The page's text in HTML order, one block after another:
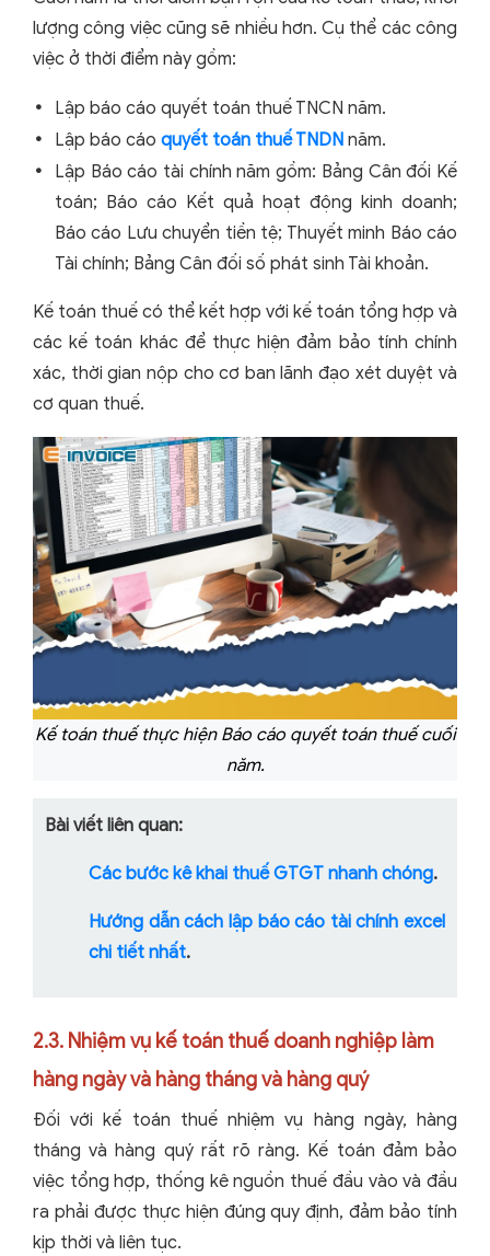
lượng công việc cũng sẽ nhiều hơn. Cụ thể các công
việc ở thời điểm này gồm:
Lập báo cáo quyết toán thuế TNCN năm.
Lập báo cáo quyết toán thuế TNDN năm.
Lập Báo cáo tài chính năm gồm: Bảng Cân đối Kế
toán; Báo cáo Kết quả hoạt động kinh doanh;
Báo cáo Lưu chuyển tiền tệ; Thuyết minh Báo cáo
Tài chính; Bảng Cân đối số phát sinh Tài khoản.
Kế toán thuế có thể kết hợp với kế toán tổng hợp và
các kế toán khác để thực hiện đảm bảo tính chính
xác, thời gian nộp cho cơ ban lãnh đạo xét duyệt và
cơ quan thuế.
Kế toán thuế thực hiện Báo cáo quyết toán thuế cuối
năm.
Bài viết liên quan:
Các bước kê khai thuế GTGT nhanh chóng.
Hướng dẫn cách lập báo cáo tài chính excel
chi tiết nhất.
2.3. Nhiệm vụ kế toán thuế doanh nghiệp làm
hàng ngày và hàng tháng và hàng quý
Đối với kế toán thuế nhiệm vụ hàng ngày, hàng
tháng và hàng quý rất rõ ràng. Kế toán đảm bảo
việc tổng hợp, thống kê nguồn thuế đầu vào và đầu
ra phải được thực hiện đúng quy định, đảm bảo tính
kịp thời và liên tục.